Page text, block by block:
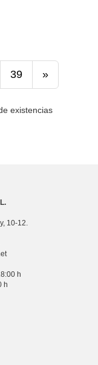
39 »
existencias
10-12.
h
h